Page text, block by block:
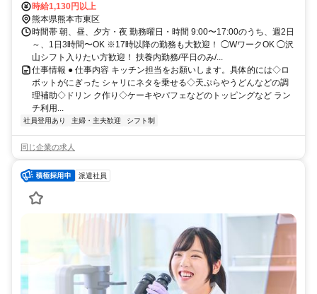
時給1,130円以上
熊本県熊本市東区
時間帯 朝、昼、夕方・夜 勤務曜日・時間 9:00〜17:00のうち、週2日
～、1日3時間〜OK ※17時以降の勤務も大歓迎！ ◯WワークOK ◯沢
山シフト入りたい方歓迎！ 扶養内勤務/平日のみ/...
仕事情報 ● 仕事内容 キッチン担当をお願いします。具体的には◇ロ
ボットがにぎった シャリにネタを乗せる◇天ぷらやうどんなどの調
理補助◇ドリン ク作り◇ケーキやパフェなどのトッピングなど ラン
チ利用...
社員登用あり 主婦・主夫歓迎 シフト制
同じ企業の求人
派遣社員